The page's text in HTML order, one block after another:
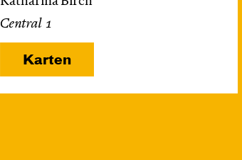
Central 1
Karten